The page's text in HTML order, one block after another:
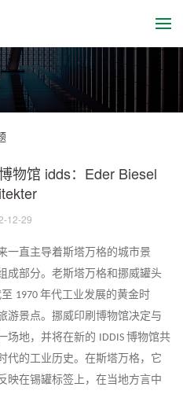
物馆 idds：Eder Biesel
12-29
一直主导着斯塔万格的城市景
成部分。 老斯塔万格和挪威罐头
1970 年代工业发展的黄金时
游景点。挪威印刷博物馆决定与
场地，并将在新的 IDDIS 博物馆共
代的工业历史。在斯塔万格，它
映在锡罐标签上，在当地方言中